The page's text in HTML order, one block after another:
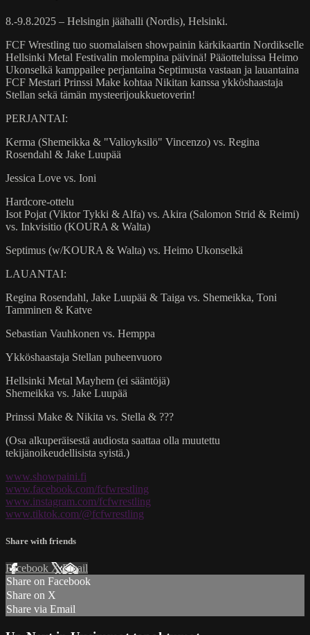
8.-9.8.2025 – Helsingin jäähalli (Nordis), Helsinki.
FCF Wrestling tuo suomalaisen showpainin kärkikaartin Nordikselle
Hellsinki Metal Festivalin molempina päivinä! Pääotteluissa Heimo
Ukonselkä kamppailee perjantaina Septimusta vastaan ja lauantaina
FCF Mestari Prinssi Make kohtaa Nikitan kanssa ykköshaastaja
Stellan sekä tämän mysteerijoukkuetoverin!
PERJANTAI:
Kerma (Shemeikka & "Valioyksilö" Vincenzo) vs. Regina
Rosendahl & Jake Luupää
Jessica Love vs. Ioni
Hardcore-ottelu
Isot Pojat (Viktor Tykki & Alfa) vs. Akira (Salomon Strid & Reimi)
vs. Inkvisitio (KOURA & Walta)
Septimus (w/KOURA & Walta) vs. Heimo Ukonselkä
LAUANTAI:
Regina Rosendahl, Jake Luupää & Taiga vs. Shemeikka, Toni
Tamminen & Katve
Sebastian Vauhkonen vs. Hemppa
Ykköshaastaja Stellan puheenvuoro
Hellsinki Metal Mayhem (ei sääntöjä)
Shemeikka vs. Jake Luupää
Prinssi Make & Nikita vs. Stella & ???
(Osa alkuperäisestä audiosta saattaa olla muutettu
tekijänoikeudellisista syistä.)
www.showpaini.fi
www.facebook.com/fcfwrestling
www.instagram.com/fcfwrestling
www.tiktok.com/@fcfwrestling
Share with friends
Facebook XEmail
Share on Facebook
Share on X
Share via Email